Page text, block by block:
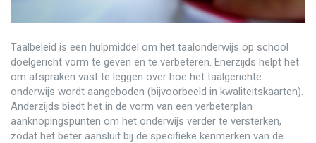
Taalbeleid is een hulpmiddel om het taalonderwijs op school
doelgericht vorm te geven en te verbeteren. Enerzijds helpt het
om afspraken vast te leggen over hoe het taalgerichte
onderwijs wordt aangeboden (bijvoorbeeld in kwaliteitskaarten).
Anderzijds biedt het in de vorm van een verbeterplan
aanknopingspunten om het onderwijs verder te versterken,
zodat het beter aansluit bij de specifieke kenmerken van de